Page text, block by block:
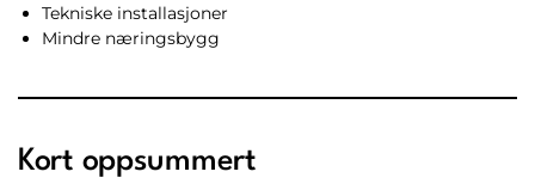
Tekniske installasjoner
Mindre næringsbygg
Kort oppsummert